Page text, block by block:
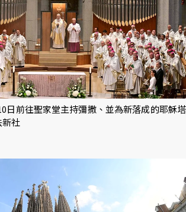
日前往聖家堂主持彌撒、並為新落成的耶穌塔
新社